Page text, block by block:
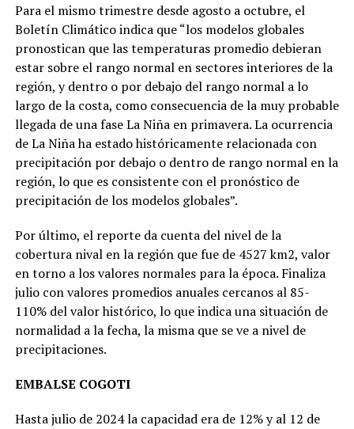
Para el mismo trimestre desde agosto a octubre, el
Boletín Climático indica que “los modelos globales
pronostican que las temperaturas promedio debieran
estar sobre el rango normal en sectores interiores de la
región, y dentro o por debajo del rango normal a lo
largo de la costa, como consecuencia de la muy probable
llegada de una fase La Niña en primavera. La ocurrencia
de La Niña ha estado históricamente relacionada con
precipitación por debajo o dentro de rango normal en la
región, lo que es consistente con el pronóstico de
precipitación de los modelos globales”.
Por último, el reporte da cuenta del nivel de la
cobertura nival en la región que fue de 4527 km2, valor
en torno a los valores normales para la época. Finaliza
julio con valores promedios anuales cercanos al 85-
110% del valor histórico, lo que indica una situación de
normalidad a la fecha, la misma que se ve a nivel de
precipitaciones.
EMBALSE COGOTI
Hasta julio de 2024 la capacidad era de 12% y al 12 de